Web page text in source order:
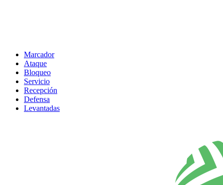
Marcador
Ataque
Bloqueo
Servicio
Recepción
Defensa
Levantadas